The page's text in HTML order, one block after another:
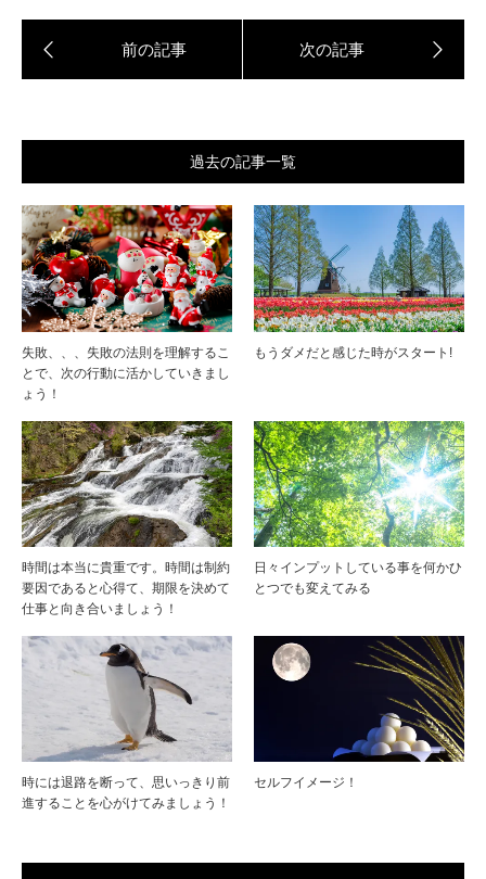
過去の記事一覧
失敗、、、失敗の法則を理解するこ
とで、次の行動に活かしていきまし
ょう！
もうダメだと感じた時がスタート!
時間は本当に貴重です。時間は制約
要因であると心得て、期限を決めて
仕事と向き合いましょう！
日々インプットしている事を何かひ
とつでも変えてみる
時には退路を断って、思いっきり前
進することを心がけてみましょう！
セルフイメージ！